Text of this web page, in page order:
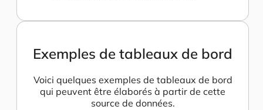
Exemples de tableaux de bord
Voici quelques exemples de tableaux de bord
qui peuvent être élaborés à partir de cette
source de données.